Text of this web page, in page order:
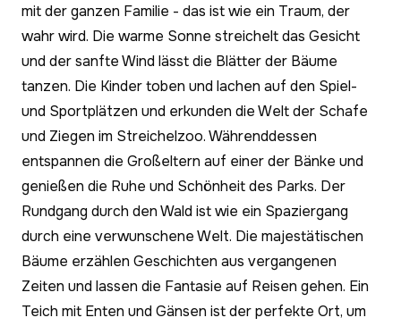
mit der ganzen Familie - das ist wie ein Traum, der
wahr wird. Die warme Sonne streichelt das Gesicht
und der sanfte Wind lässt die Blätter der Bäume
tanzen. Die Kinder toben und lachen auf den Spiel-
und Sportplätzen und erkunden die Welt der Schafe
und Ziegen im Streichelzoo. Währenddessen
entspannen die Großeltern auf einer der Bänke und
genießen die Ruhe und Schönheit des Parks. Der
Rundgang durch den Wald ist wie ein Spaziergang
durch eine verwunschene Welt. Die majestätischen
Bäume erzählen Geschichten aus vergangenen
Zeiten und lassen die Fantasie auf Reisen gehen. Ein
Teich mit Enten und Gänsen ist der perfekte Ort, um